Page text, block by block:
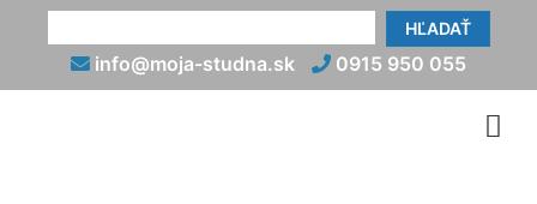
HĽADAŤ
info@moja-studna.sk 0915 950 055